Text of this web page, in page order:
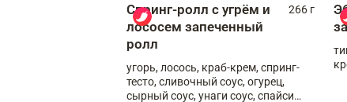
Спринг-ролл с угрём и
лососем запеченный
ролл
266 г
угорь, лосось, краб-крем, спринг-
тесто, сливочный соус, огурец,
сырный соус, унаги соус, спайси